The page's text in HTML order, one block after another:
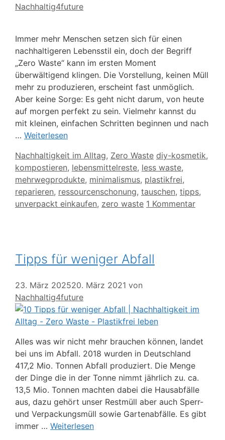
Nachhaltig4future
Immer mehr Menschen setzen sich für einen
nachhaltigeren Lebensstil ein, doch der Begriff
„Zero Waste“ kann im ersten Moment
überwältigend klingen. Die Vorstellung, keinen Müll
mehr zu produzieren, erscheint fast unmöglich.
Aber keine Sorge: Es geht nicht darum, von heute
auf morgen perfekt zu sein. Vielmehr kannst du
mit kleinen, einfachen Schritten beginnen und nach
… Weiterlesen
Kategorien
Nachhaltigkeit im Alltag, Zero Waste Schlagwörter
diy-kosmetik,
kompostieren, lebensmittelreste, less waste,
mehrwegprodukte, minimalismus, plastikfrei,
reparieren, ressourcenschonung, tauschen, tipps,
unverpackt einkaufen, zero waste 1 Kommentar
Tipps für weniger Abfall
23. März 202520. März 2021 von
Nachhaltig4future
Alles was wir nicht mehr brauchen können, landet
bei uns im Abfall. 2018 wurden in Deutschland
417,2 Mio. Tonnen Abfall produziert. Die Menge
der Dinge die in der Tonne nimmt jährlich zu. ca.
13,5 Mio. Tonnen machten dabei die Hausabfälle
aus, dazu gehört unser Restmüll aber auch Sperr-
und Verpackungsmüll sowie Gartenabfälle. Es gibt
immer … Weiterlesen